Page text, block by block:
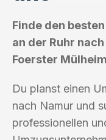
Finde den besten
an der Ruhr
Foerster
Du planst einen
nach Namur und
professionellen